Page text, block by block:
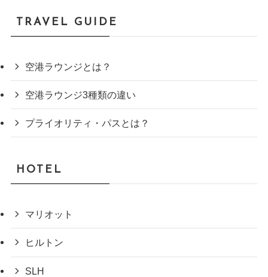
TRAVEL GUIDE
空港ラウンジとは？
空港ラウンジ3種類の違い
プライオリティ・パスとは？
HOTEL
マリオット
ヒルトン
SLH